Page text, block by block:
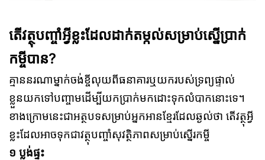
តើវត្ថុបញ្ចាំអ្វីខ្លះដែលដាក់តម្កល់សម្រាប់ស្នើប្រាក់
កម្ចីបាន?
គ្មាននរណាម្នាក់ចង់ខ្ចីលុយពីធនាគារឬយករបស់ទ្រព្យផ្ទាល់
ខ្លួនយកទៅបញ្ចាមដើម្បីយកប្រាក់មកដោះទុកលំបាកនោះទេ។
ខាងក្រោមនេះជាអត្ថបទសម្រាប់អ្នកអានខ្មែរដែលឆ្ងល់ថា តើវត្ថុអ្វី
ខ្លះដែលអាចទុកជាវត្ថុបញ្ចាំសុវត្ថិភាពសម្រាប់ស្នើរកម្ចី
១ ប្លង់ផ្ទះ